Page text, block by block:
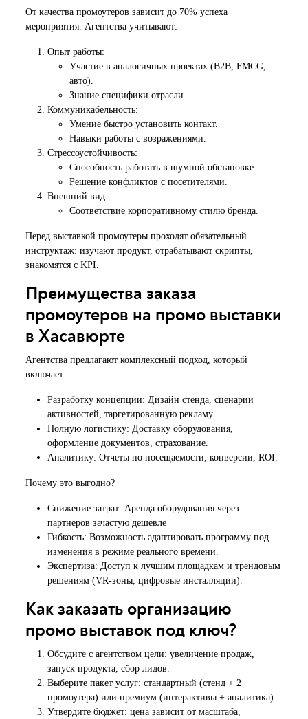
От качества промоутеров зависит до 70% успеха
мероприятия. Агентства учитывают:
Опыт работы:
Участие в аналогичных проектах (B2B, FMCG,
авто).
Знание специфики отрасли.
Коммуникабельность:
Умение быстро установить контакт.
Навыки работы с возражениями.
Стрессоустойчивость:
Способность работать в шумной обстановке.
Решение конфликтов с посетителями.
Внешний вид:
Соответствие корпоративному стилю бренда.
Перед выставкой промоутеры проходят обязательный
инструктаж: изучают продукт, отрабатывают скрипты,
знакомятся с KPI.
Преимущества заказа
промоутеров на промо выставки
в Хасавюрте
Агентства предлагают комплексный подход, который
включает:
Разработку концепции: Дизайн стенда, сценарии
активностей, таргетированную рекламу.
Полную логистику: Доставку оборудования,
оформление документов, страхование.
Аналитику: Отчеты по посещаемости, конверсии, ROI.
Почему это выгодно?
Снижение затрат: Аренда оборудования через
партнеров зачастую дешевле
Гибкость: Возможность адаптировать программу под
изменения в режиме реального времени.
Экспертиза: Доступ к лучшим площадкам и трендовым
решениям (VR-зоны, цифровые инсталляции).
Как заказать организацию
промо выставок под ключ?
Обсудите с агентством цели: увеличение продаж,
запуск продукта, сбор лидов.
Выберите пакет услуг: стандартный (стенд + 2
промоутера) или премиум (интерактивы + аналитика).
Утвердите бюджет: цена зависит от масштаба,